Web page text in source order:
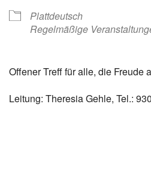
Plattdeutsch
Regelmäßige
Offener Treff für alle, die Freude
Leitung: Theresia Gehle, Tel.: